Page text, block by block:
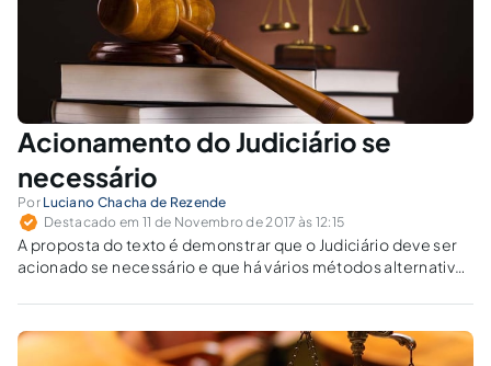
Acionamento do Judiciário se
necessário
Por Luciano Chacha de Rezende
Destacado em 11 de Novembro de 2017 às 12:15
A proposta do texto é demonstrar que o Judiciário deve ser
acionado se necessário e que há vários métodos alternativos
sonhada (rápida, baixo custo e com a qualidade desejada).